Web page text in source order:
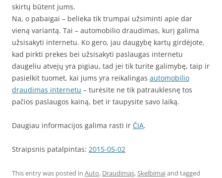
skirtų būtent jums.
Na, o pabaigai – belieka tik trumpai užsiminti apie dar
vieną variantą. Tai – automobilio draudimas, kurį galima
užsisakyti internetu. Ko gero, jau daugybę kartų girdėjote,
kad pirkti prekes bei užsisakyti paslaugas internetu
daugeliu atvejų yra pigiau, tad jei tik turite galimybę, taip ir
pasielkit tuomet, kai jums yra reikalingas automobilio
draudimas internetu – turėsite ne tik patrauklesnę tos
pačios paslaugos kainą, bet ir taupysite savo laiką.
Daugiau informacijos galima rasti ir ČIA.
Straipsnis patalpintas: 2015-05-02
This entry was posted in Auto, Draudimas,Skelbimaiand tagged